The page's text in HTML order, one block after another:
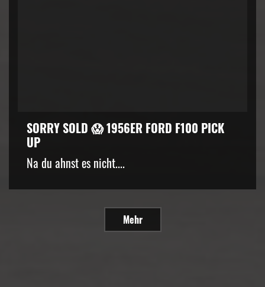
SORRY SOLD 😱 1956ER FORD F100 PICK
UP
Na du ahnst es nicht....
Mehr